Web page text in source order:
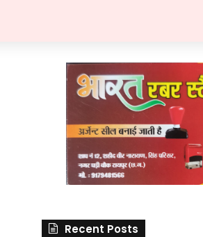
Recent Posts